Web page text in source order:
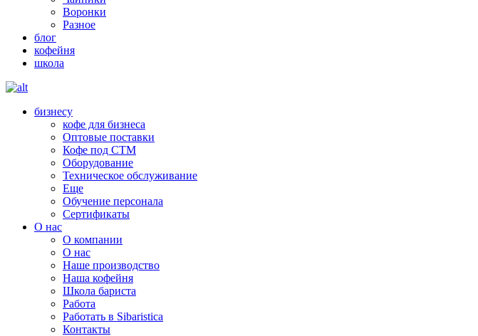
Воронки
Разное
блог
кофейня
школа
бизнесу
кофе для бизнеса
Оптовые поставки
Кофе под СТМ
Оборудование
Техническое обслуживание
Еще
Обучение персонала
Сертификаты
О нас
O компании
О нас
Наше производство
Наша кофейня
Школа бариста
Работа
Работать в Sibaristica
Контакты